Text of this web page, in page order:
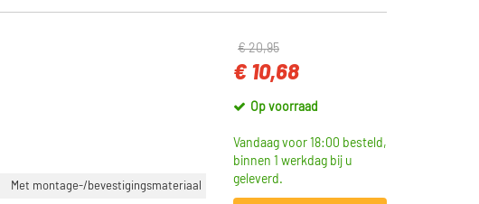
Met montage-/bevestigingsmateriaal
€ 20,95
€ 10,68
Op voorraad
Vandaag voor 18:00 besteld,
binnen 1 werkdag bij u
geleverd.